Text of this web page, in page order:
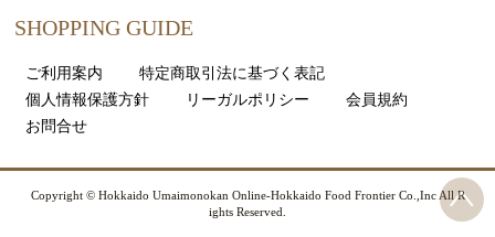
SHOPPING GUIDE
ご利用案内
特定商取引法に基づく表記
個人情報保護方針
リーガルポリシー
会員規約
お問合せ
Copyright © Hokkaido Umaimonokan Online-Hokkaido Food Frontier Co.,Inc All R
ights Reserved.